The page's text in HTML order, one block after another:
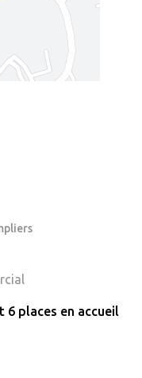
6 places en accueil